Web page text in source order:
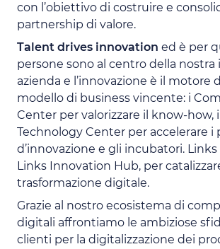
con l’obiettivo di costruire e
partnership di valore.
Talent drives innovation ed è per
persone sono al centro della nostra
azienda e l’innovazione è il motore
modello di business vincente: i
Center per valorizzare il know-how,
Technology Center per accelerare i
d’innovazione e gli incubatori.
Links Innovation Hub, per
trasformazione digitale.
Grazie al nostro ecosistema di
digitali affrontiamo le ambiziose
clienti per la digitalizzazione dei